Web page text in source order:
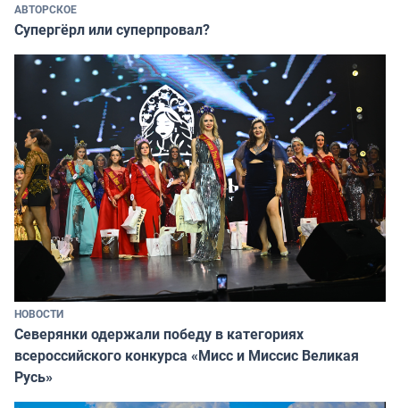
АВТОРСКОЕ
Супергёрл или суперпровал?
НОВОСТИ
Северянки одержали победу в категориях
всероссийского конкурса «Мисс и Миссис Великая
Русь»